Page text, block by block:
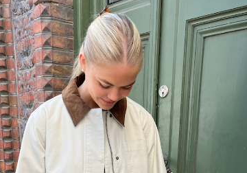
Trustpilot
Returlabel vedlagt
Fri retur på ikke nedsatte varer